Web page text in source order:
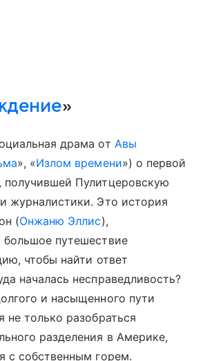
»
драма от Авы
», «Излом времени») о первой
получившей Пулитцеровскую
журналистики. Это история
(Онжаню Эллис),
путешествие
чтобы найти ответ
началась несправедливость?
и насыщенного пути
не только разобраться
разделения в Америке,
с собственным горем.